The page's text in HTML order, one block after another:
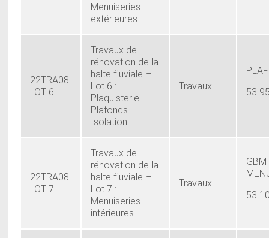
Menuiseries
extérieures
22TRA08
LOT 6
Travaux de
rénovation de la
halte fluviale –
Lot 6 :
Plaquisterie-
Plafonds-
Isolation
Travaux
53
22TRA08
LOT 7
Travaux de
rénovation de la
halte fluviale –
Lot 7 :
Menuiseries
intérieures
Travaux
GBM
53